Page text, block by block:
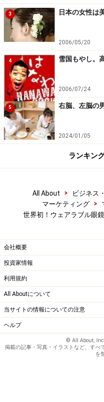
3 日本の女性は
2006/05/20
4 雪国もやし。
2006/07/24
5 右脳、左脳の
2024/01/05
ランキン
All About > ビジネス
マーケティング
>
世界初！ウェアラブル眼
会社概要
投資家情報
利用規約
All Aboutについて
当サイトの情報についての注意
ヘルプ
© All About,
掲載の記事・写真・イラストなど、すべ
を